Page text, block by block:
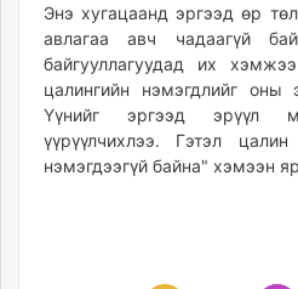
shuum.mn
times.mn
tvmongolia.mn
mass.mn
unegui.mn
assa.mn
Энэ хугацаанд эргээд өр
авлагаа авч чадаагүй
байгууллагуудад их
цалингийн нэмэгдлийг оны
Үүнийг эргээд эрүүл
үүрүүлчихлээ. Гэтэл
нэмэгдээгүй байна" хэмээн